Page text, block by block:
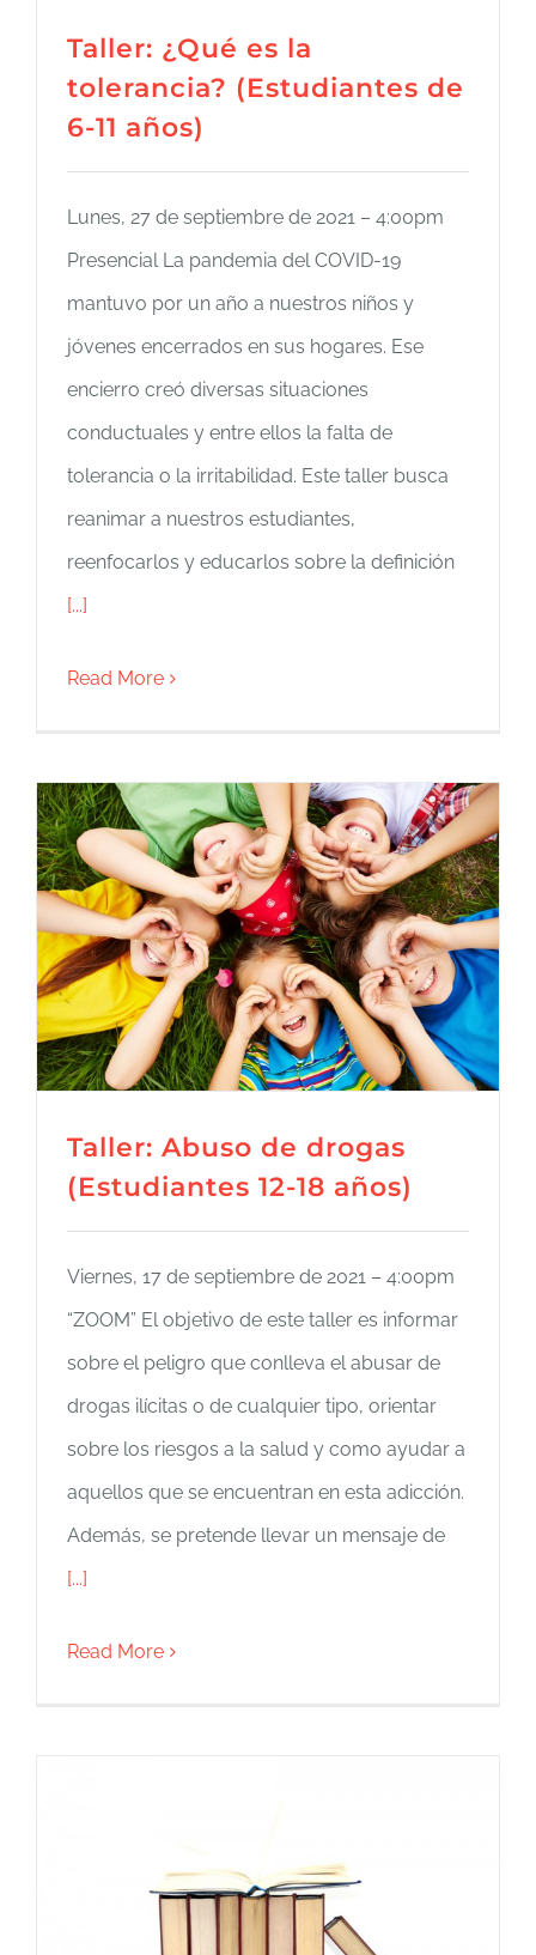
Taller: ¿Qué es la
tolerancia? (Estudiantes de
6-11 años)
Lunes, 27 de septiembre de 2021 – 4:00pm
Presencial La pandemia del COVID-19
mantuvo por un año a nuestros niños y
jóvenes encerrados en sus hogares. Ese
encierro creó diversas situaciones
conductuales y entre ellos la falta de
tolerancia o la irritabilidad. Este taller busca
reanimar a nuestros estudiantes,
reenfocarlos y educarlos sobre la definición
[...]
Read More
Taller: Abuso de drogas
(Estudiantes 12-18 años)
Viernes, 17 de septiembre de 2021 – 4:00pm
“ZOOM” El objetivo de este taller es informar
sobre el peligro que conlleva el abusar de
drogas ilícitas o de cualquier tipo, orientar
sobre los riesgos a la salud y como ayudar a
aquellos que se encuentran en esta adicción.
Además, se pretende llevar un mensaje de
[...]
Read More